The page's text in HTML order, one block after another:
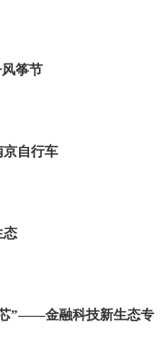
筝节
京自行车
态
”——金融科技新生态专